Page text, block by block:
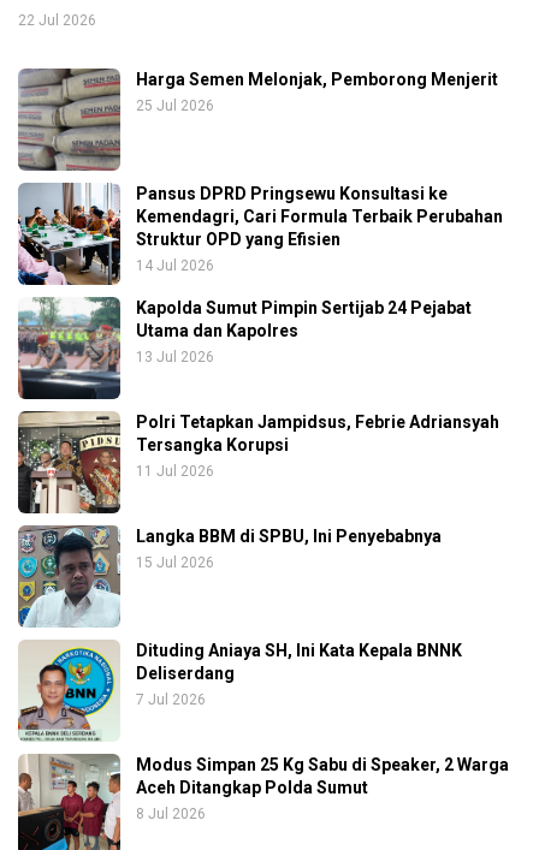
22 Jul 2026
Harga Semen Melonjak, Pemborong Menjerit
25 Jul 2026
Pansus DPRD Pringsewu Konsultasi ke
Kemendagri, Cari Formula Terbaik Perubahan
Struktur OPD yang Efisien
14 Jul 2026
Kapolda Sumut Pimpin Sertijab 24 Pejabat
Utama dan Kapolres
13 Jul 2026
Polri Tetapkan Jampidsus, Febrie Adriansyah
Tersangka Korupsi
11 Jul 2026
Langka BBM di SPBU, Ini Penyebabnya
15 Jul 2026
Dituding Aniaya SH, Ini Kata Kepala BNNK
Deliserdang
7 Jul 2026
Modus Simpan 25 Kg Sabu di Speaker, 2 Warga
Aceh Ditangkap Polda Sumut
8 Jul 2026